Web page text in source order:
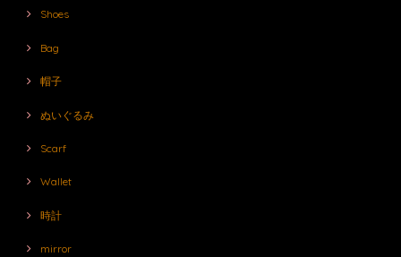
Shoes
Bag
帽子
ぬいぐるみ
Scarf
Wallet
時計
mirror